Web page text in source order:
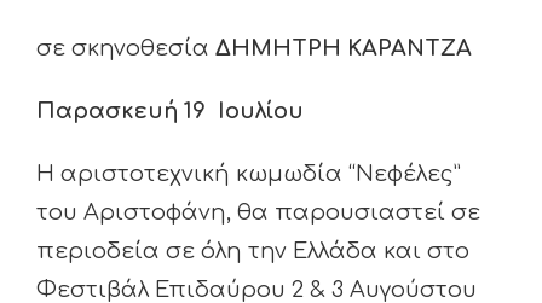
σε σκηνοθεσία ΔΗΜΗΤΡΗ ΚΑΡΑΝΤΖΑ
Παρασκευή 19 Ιουλίου
Η αριστοτεχνική κωμωδία “Νεφέλες”
του Αριστοφάνη, θα παρουσιαστεί σε
περιοδεία σε όλη την Ελλάδα και στο
Φεστιβάλ Επιδαύρου 2 & 3 Αυγούστου